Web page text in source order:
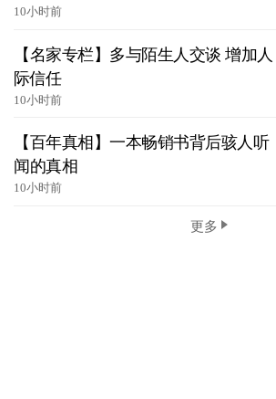
10小时前
【名家专栏】多与陌生人交谈 增加人
际信任
10小时前
【百年真相】一本畅销书背后骇人听
闻的真相
10小时前
更多